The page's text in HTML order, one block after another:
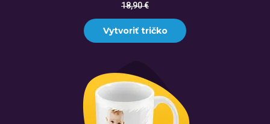
18,90 €
Vytvoriť tričko